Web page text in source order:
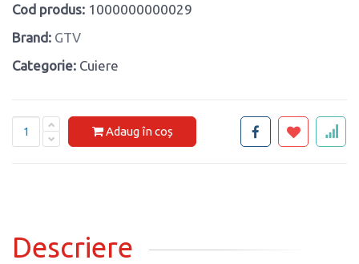
Cod produs: 1000000000029
Brand: GTV
Categorie: Cuiere
Adaug în coș
Descriere